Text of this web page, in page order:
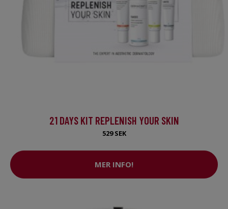
21 DAYS KIT REPLENISH YOUR SKIN
529 SEK
MER INFO!